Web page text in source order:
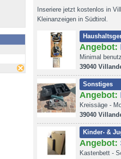
Inseriere jetzt kostenlos in
Kleinanzeigen in Südtirol.
Angebot:
Minimal
39040
Sonstiges
Angebot:
Kreissäge -
39040
Kinder- &
Angebot:
Kastenbett -